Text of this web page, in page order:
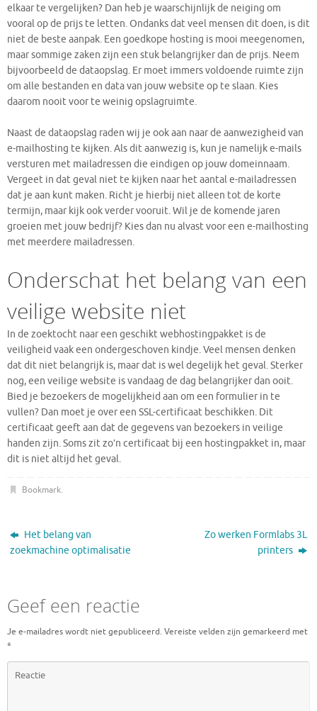
elkaar te vergelijken? Dan heb je waarschijnlijk de neiging om
vooral op de prijs te letten. Ondanks dat veel mensen dit doen, is dit
niet de beste aanpak. Een goedkope hosting is mooi meegenomen,
maar sommige zaken zijn een stuk belangrijker dan de prijs. Neem
bijvoorbeeld de dataopslag. Er moet immers voldoende ruimte zijn
om alle bestanden en data van jouw website op te slaan. Kies
daarom nooit voor te weinig opslagruimte.
Naast de dataopslag raden wij je ook aan naar de aanwezigheid van
e-mailhosting te kijken. Als dit aanwezig is, kun je namelijk e-mails
versturen met mailadressen die eindigen op jouw domeinnaam.
Vergeet in dat geval niet te kijken naar het aantal e-mailadressen
dat je aan kunt maken. Richt je hierbij niet alleen tot de korte
termijn, maar kijk ook verder vooruit. Wil je de komende jaren
groeien met jouw bedrijf? Kies dan nu alvast voor een e-mailhosting
met meerdere mailadressen.
Onderschat het belang van een
veilige website niet
In de zoektocht naar een geschikt webhostingpakket is de
veiligheid vaak een ondergeschoven kindje. Veel mensen denken
dat dit niet belangrijk is, maar dat is wel degelijk het geval. Sterker
nog, een veilige website is vandaag de dag belangrijker dan ooit.
Bied je bezoekers de mogelijkheid aan om een formulier in te
vullen? Dan moet je over een SSL-certificaat beschikken. Dit
certificaat geeft aan dat de gegevens van bezoekers in veilige
handen zijn. Soms zit zo’n certificaat bij een hostingpakket in, maar
dit is niet altijd het geval.
Bookmark.
Het belang van
zoekmachine optimalisatie
Zo werken Formlabs 3L
printers
Geef een reactie
Je e-mailadres wordt niet gepubliceerd. Vereiste velden zijn gemarkeerd met
*